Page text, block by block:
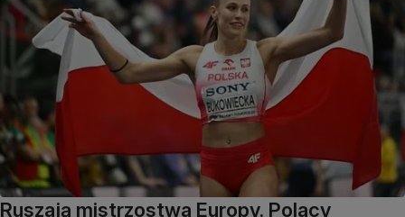
Ruszają mistrzostwa Europy. Polacy